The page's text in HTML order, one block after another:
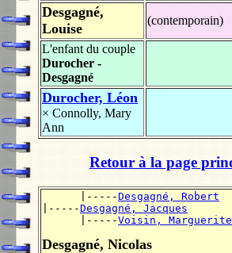
Desgagné,
Louise
(contemporain)
L'enfant du couple
Durocher -
Desgagné
Durocher, Léon
× Connolly, Mary
Ann
Retour à la page
      |-----
Desgagné, Robert
|-----Desgagné, Jacques
      |-----
Voisin, Marguerite
Desgagné, Nicolas